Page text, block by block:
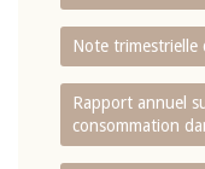
Note trimestrielle
Rapport annuel
consommation